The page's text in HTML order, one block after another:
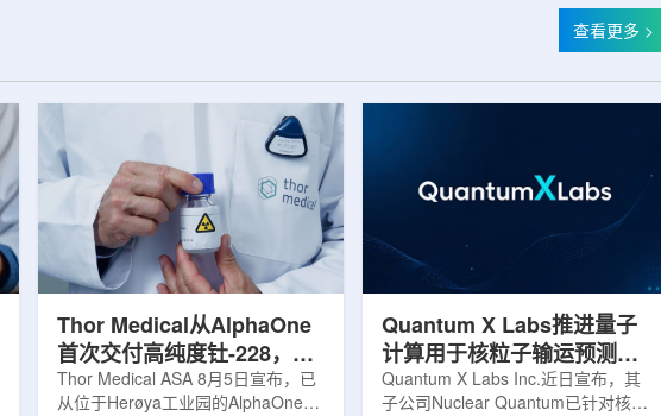
查看更多 >
Thor Medical从AlphaOne
首次交付高纯度钍-228，商
业供货启动
Thor Medical ASA 8月5日宣布，已
从位于Herøya工业园的AlphaOne生
Quantum X Labs推进量子
计算用于核粒子输运预测模
拟
Quantum X Labs Inc.近日宣布，其
子公司Nuclear Quantum已针对核工